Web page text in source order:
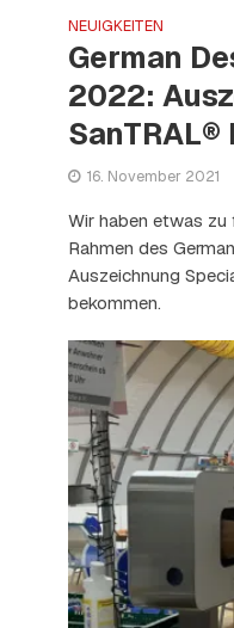
NEUIGKEITEN
German
2022:
SanTRAL®
16. November 2021
Wir haben etwas zu
Rahmen des
Auszeichnung
bekommen.